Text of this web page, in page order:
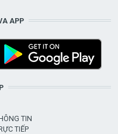
APP
TIN
TIẾP